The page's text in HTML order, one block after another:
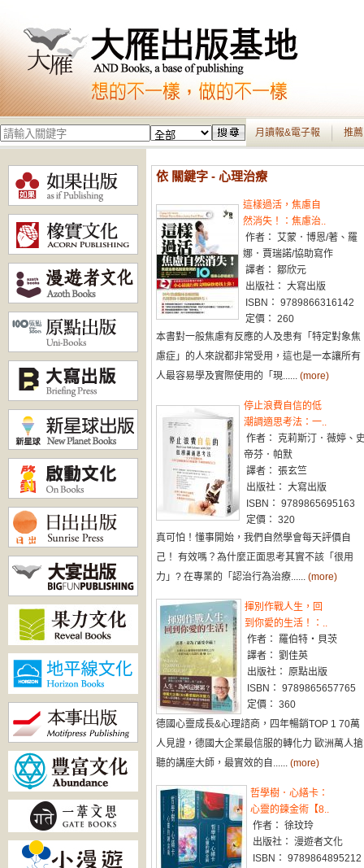
月讀報&電子報 推
依 關鍵字 - 心理治療
這樣過活，焦慮自
然消失！：焦慮治..
作者： 艾蒙．博恩/著、羅
娜．賈瑞諾/協助寫作
譯者： 鄒欣元
出版社： 大寫出版
ISBN： 9789866316142
定價： 260
本書對一般焦慮有反應的人及患有「特定對象焦
慮症」的人來說都非常受用，這也是一本讓所有
人最容易學及實際使用的「現...... (more)
停止浪費自信的低
潮調適思考法：一..
作者： 克莉斯汀．薇婷、
帝芬．帕默
譯者： 張玄竺
出版社： 大寫出版
ISBN： 9789865695163
定價： 320
真可怕！懂事開始，我們自然學會每天評價自
己！ 有效嗎？為什麼正面思考其實不該「很用
力」? 在專業的「認治行為治療...... (more)
揮別作戰人生，回
到你愛的生活！：..
作者： 羅伯特‧貝茨
譯者： 劉佳英
出版社： 原點出版
ISBN： 9789865657765
定價： 360
德國心靈成長&心理諮商，四年暢銷TOP 1 70萬
人見證，德國大企業最信服的轉化力 歐洲萬人搶
聽的講座大師，最實效的自...... (more)
哲學樹．心繕卡：
心靈的鍊金術【8..
作者： 徐玟玲
出版社： 漫遊者文化
ISBN： 9789864895212